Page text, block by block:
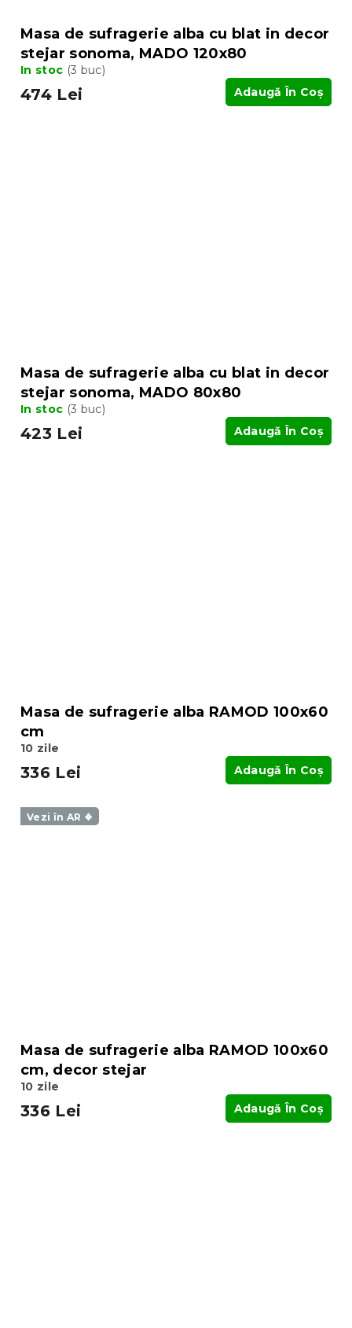
Masa de sufragerie alba cu blat in decor
stejar sonoma, MADO 120x80
In stoc (3 buc)
474 Lei Adaugă În Coş
Masa de sufragerie alba cu blat in decor
stejar sonoma, MADO 80x80
In stoc (3 buc)
423 Lei Adaugă În Coş
Masa de sufragerie alba RAMOD 100x60
cm
10 zile
336 Lei Adaugă În Coş
Vezi în AR ❖
Masa de sufragerie alba RAMOD 100x60
cm, decor stejar
10 zile
336 Lei Adaugă În Coş